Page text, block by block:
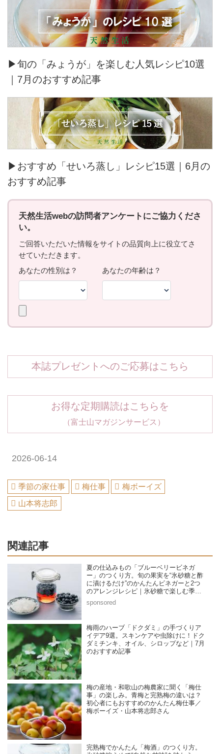
▶旬の「みょうが」を楽しむ人気レシピ10選
｜7月のおすすめ記事
▶おすすめ「せいろ蒸し」レシピ15選｜6月の
おすすめ記事
本誌プレゼントへのご応募はこちら
お得な定期購読はこちらを
（富士山マガジンサービス）
2026-06-14
季節の家仕事 梅仕事
梅ボーイズ
山本将志郎
関連記事
夏の仕込みもの「ブルーベリービネガ
ー」のつくり方。旬の果実を“氷砂糖と酢
に漬けるだけ”のかんたんビネガーと2つ
のアレンジレシピ｜氷砂糖で楽しむ季節
の家仕事／榎本美沙さん
梅雨のハーブ「ドクダミ」の手づくりア
イデア9選。スキンケアや虫除けに！ドク
ダミチンキ、オイル、シロップなど｜7月
のおすすめ記事
梅の産地・和歌山の梅農家に聞く「梅仕
事」の楽しみ。青梅と完熟梅の違いは？
初心者にもおすすめのかんたん梅仕事／
梅ボーイズ・山本将志郎さん
完熟梅でかんたん「梅酒」のつくり方。